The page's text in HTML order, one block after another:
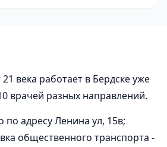
века работает в Бердске уже
врачей разных направлений.
адресу Ленина ул, 15в;
общественного транспорта -